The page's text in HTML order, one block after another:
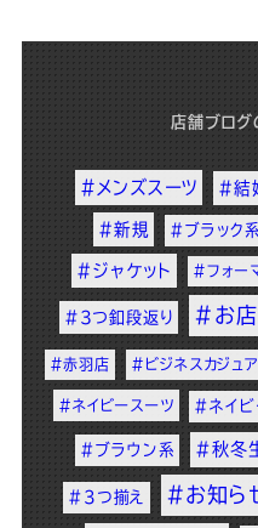
店舗ブログ
#メンズスーツ #結
#新規 #ブラック系
#ジャケット #フォー
#3つ釦段返り #お店
#赤羽店 #ビジネスカジュ
#ネイビースーツ #ネイビ
#ブラウン系 #秋冬
#3つ揃え #お知ら